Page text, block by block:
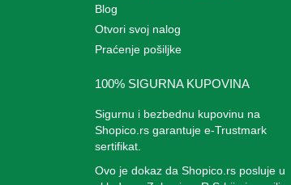
Blog
Otvori svoj nalog
Praćenje pošiljke
100% SIGURNA KUPOVINA
Sigurnu i bezbednu kupovinu na
Shopico.rs garantuje e-Trustmark
sertifikat.
Ovo je dokaz da Shopico.rs posluje u